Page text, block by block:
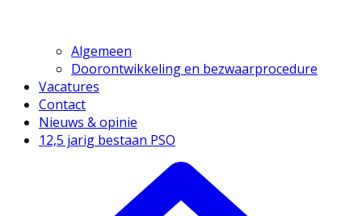
Algemeen
Doorontwikkeling en bezwaarprocedure
Vacatures
Contact
Nieuws & opinie
12,5 jarig bestaan PSO